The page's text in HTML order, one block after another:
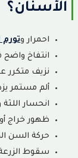
الأسنان؟
احمرار وتورم
انتفاخ واضح
نزيف متكرر
ألم مستمر
انحسار
ظهور خراج
حركة السن
سقوط